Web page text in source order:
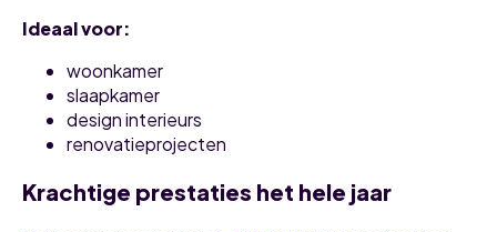
Ideaal voor:
woonkamer
slaapkamer
design interieurs
renovatieprojecten
Krachtige prestaties het hele jaar